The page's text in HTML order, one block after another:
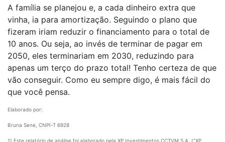
A família se planejou e, a cada dinheiro extra que
vinha, ia para amortização. Seguindo o plano que
fizeram iriam reduzir o financiamento para o total de
10 anos. Ou seja, ao invés de terminar de pagar em
2050, eles terminariam em 2030, reduzindo para
apenas um terço do prazo total! Tenho certeza de que
vão conseguir. Como eu sempre digo, é mais fácil do
que você pensa.
Elaborado por:
Bruna Sene, CNPI-T 6928
1) Este relatório de análise foi elaborado pela XP Investimentos CCTVM S.A. (“XP